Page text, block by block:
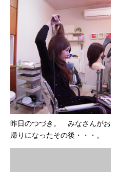
昨日のつづき。 みなさんがお
帰りになったその後・・・。